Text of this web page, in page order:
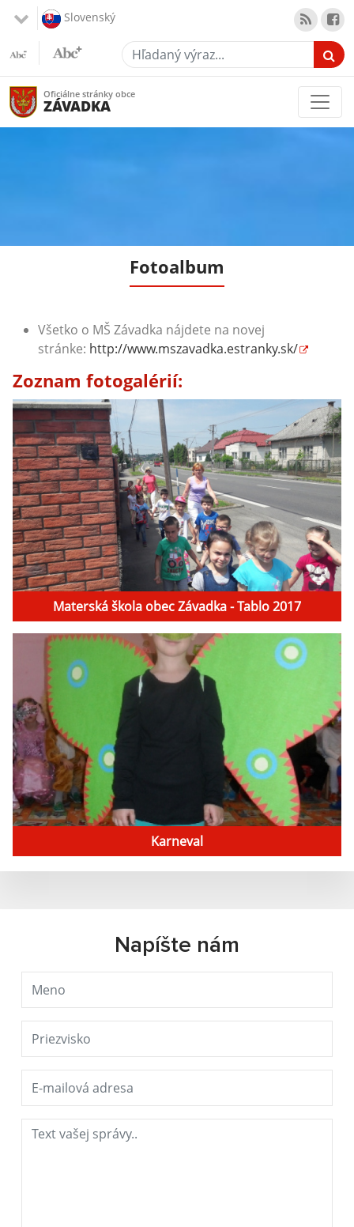
Slovenský
Hľadaný výraz...
Oficiálne stránky obce
ZÁVADKA
Fotoalbum
Všetko o MŠ Závadka nájdete na novej
stránke: http://www.mszavadka.estranky.sk/
Zoznam fotogalérií:
Materská škola obec Závadka - Tablo 2017
Karneval
Napíšte nám